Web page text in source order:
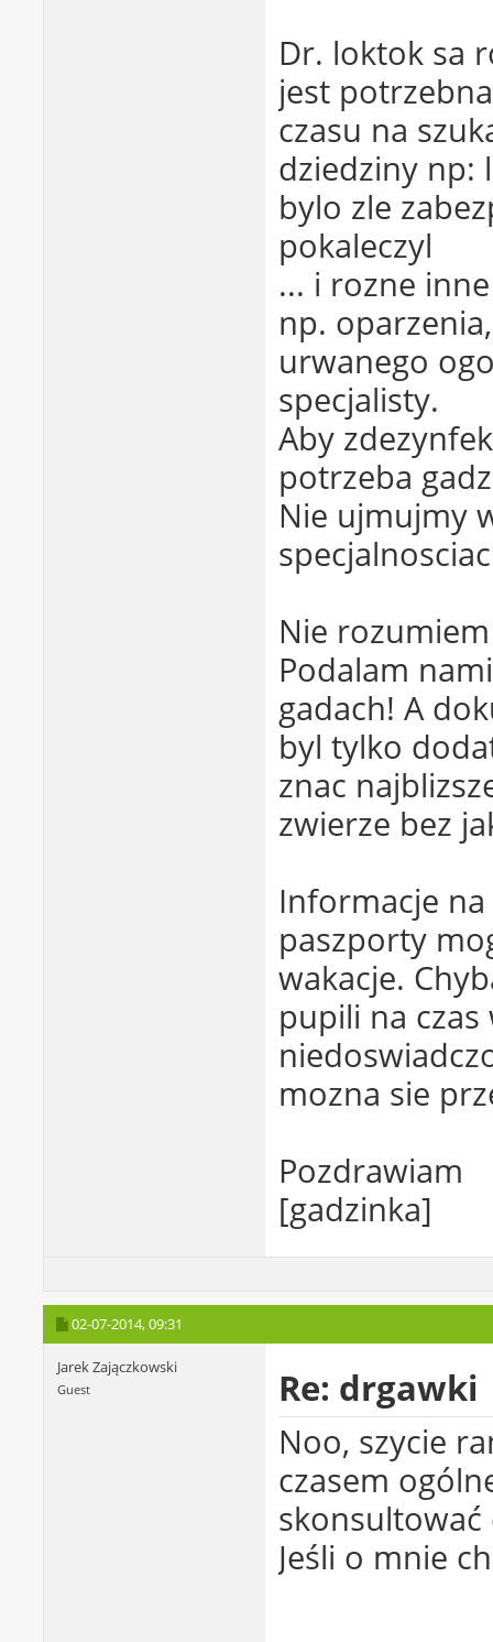
Dr. loktok sa
jest
czasu na
dziedziny np:
bylo zle
pokaleczyl
... i rozne
np.
urwanego
specjalisty.
Aby
potrzeba
Nie ujmujmy
Nie
Podalam
gadach! A
byl tylko
znac
zwierze bez
Informacje
paszporty
wakacje.
pupili na
mozna sie
Pozdrawiam
[gadzinka]
02-07-2014,09:31
Jarek Zajączkowski
Guest Re: drgawki
Noo, szycie
czasem
skonsultować
Jeśli o mnie